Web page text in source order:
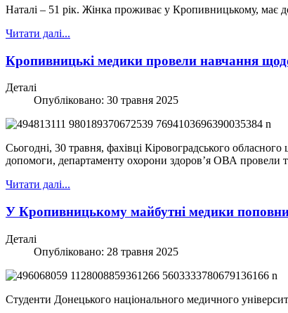
Наталі – 51 рік. Жінка проживає у Кропивницькому, має
Читати далі...
Кропивницькі медики провели навчання
Деталі
Опубліковано: 30 травня 2025
Сьогодні, 30 травня, фахівці Кіровоградського
допомоги, департаменту охорони здоровʼя ОВА провели
Читати далі...
У Кропивницькому майбутні медики
Деталі
Опубліковано: 28 травня 2025
Студенти Донецького національного медичного